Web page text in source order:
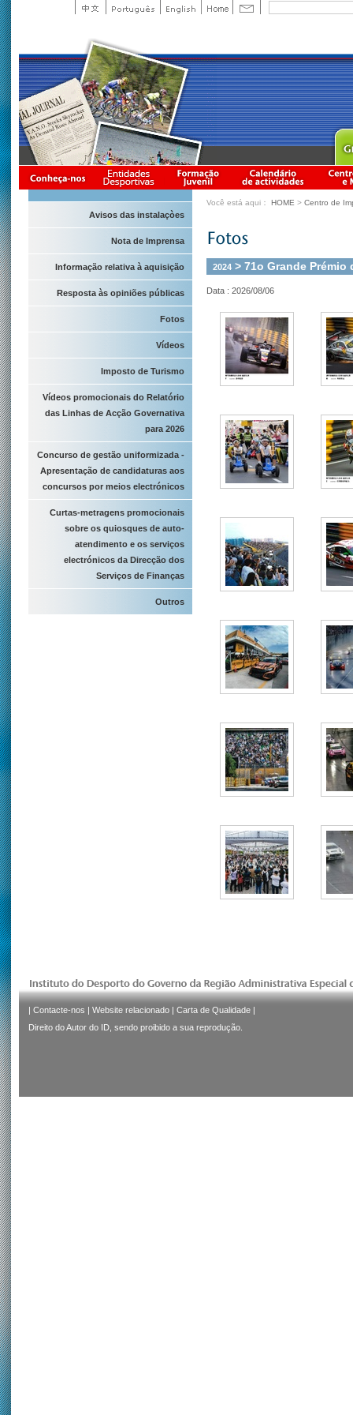
Avisos das instalaçòes
Nota de Imprensa
Informação relativa à aquisição
Resposta às opiniões públicas
Fotos
Vídeos
Imposto de Turismo
Vídeos promocionais do Relatório
das Linhas de Acção Governativa
para 2026
Concurso de gestão uniformizada -
Apresentação de candidaturas aos
concursos por meios electrónicos
Curtas-metragens promocionais
sobre os quiosques de auto-
atendimento e os serviços
electrónicos da Direcção dos
Serviços de Finanças
Outros
Você está aqui： HOME > Centro de
2024 > 71o Grande
Data : 2026/08/06
| Contacte-nos | Website relacionado | Carta de Qualidade |
Direito do Autor do ID, sendo proibido a sua reprodução.